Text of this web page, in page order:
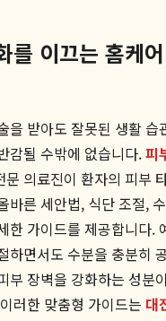
를 이끄는 홈케
을 받아도 잘못된 생활 습
감될 수밖에 없습니다.피
의료진이 환자의 피부
바른 세안법, 식단 조절,
한 가이드를 제공합니다.
하면서도 수분을 충분히
부 장벽을 강화하는 성분
러한 맞춤형 가이드는 대